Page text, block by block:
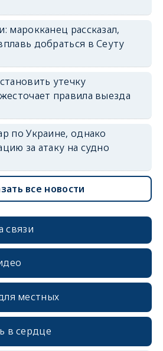
марокканец рассказал,
добраться в Сеуту
утечку
правила выезда
по Украине, однако
за атаку на судно
все новости
связи
местных
в сердце